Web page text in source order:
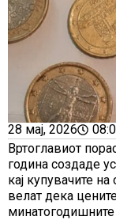
28 мај, 2026
Вртоглавиот
година создаде
кај купувачите
велат дека